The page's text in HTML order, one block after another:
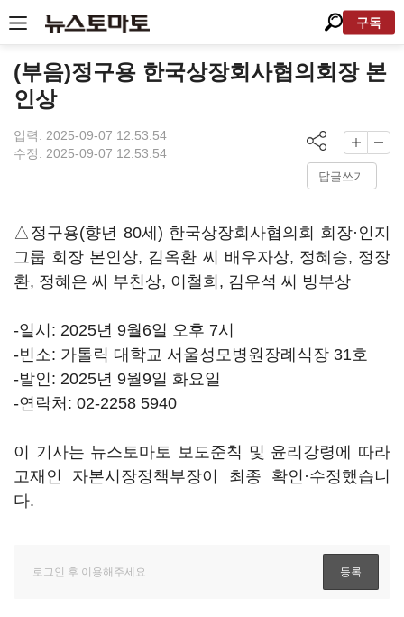
구독
(부음)정구용 한국상장회사협의회장 본
인상
입력: 2025-09-07 12:53:54
수정: 2025-09-07 12:53:54
답글쓰기
△정구용(향년 80세) 한국상장회사협의회 회장·인지
그룹 회장 본인상, 김옥환 씨 배우자상, 정혜승, 정장
환, 정혜은 씨 부친상, 이철희, 김우석 씨 빙부상
-일시: 2025년 9월6일 오후 7시
-빈소: 가톨릭 대학교 서울성모병원장례식장 31호
-발인: 2025년 9월9일 화요일
-연락처: 02-2258 5940
이 기사는 뉴스토마토 보도준칙 및 윤리강령에 따라
고재인 자본시장정책부장이 최종 확인·수정했습니
다.